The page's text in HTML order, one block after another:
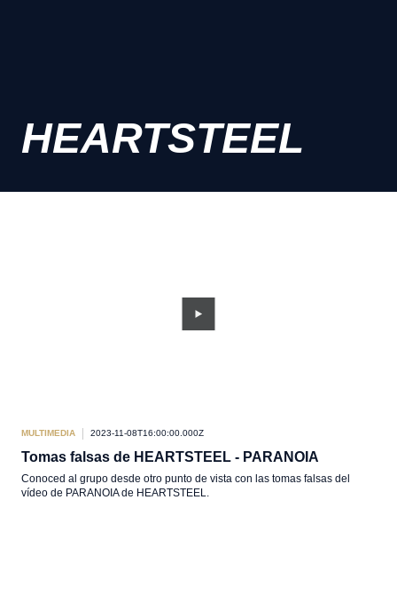
HEARTSTEEL
MULTIMEDIA 2023-11-08T16:00:00.000Z
Tomas falsas de HEARTSTEEL - PARANOIA
Conoced al grupo desde otro punto de vista con las tomas falsas del
vídeo de PARANOIA de HEARTSTEEL.